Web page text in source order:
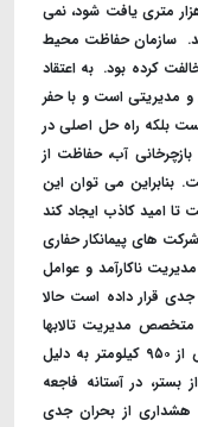
متری یافت شود، نمی
سازمان حفاظت محیط
کرده بود. ‌ به اعتقاد
و مدیریتی است و با حفر
بلکه راه حل اصلی در
آب، حفاظت از
بنابراین می توان این
تا امید کاذب ایجاد کند
های پیمانکار حفاری
ناکارآمد و عوامل
قرار داده است حالا
مدیریت تالابها
گفته: رودخانه کارون، بلندترین رود ایران با بیش از ۹۵۰ کیلومتر به دلیل
در آستانه فاجعه
از بحران جدی